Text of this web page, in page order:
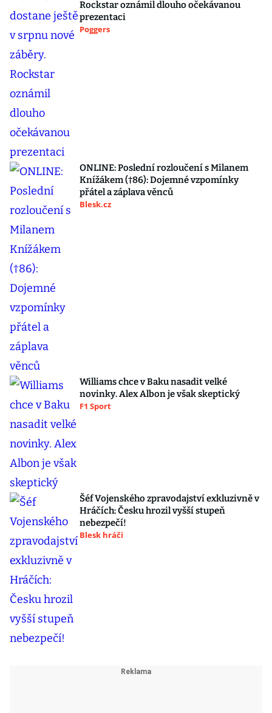
Rockstar oznámil dlouho očekávanou
prezentaci
Poggers
ONLINE: Poslední rozloučení s Milanem
Knížákem (†86): Dojemné vzpomínky
přátel a záplava věnců
Blesk.cz
Williams chce v Baku nasadit velké
novinky. Alex Albon je však skeptický
F1 Sport
Šéf Vojenského zpravodajství exkluzivně v
Hráčích: Česku hrozil vyšší stupeň
nebezpečí!
Blesk hráči